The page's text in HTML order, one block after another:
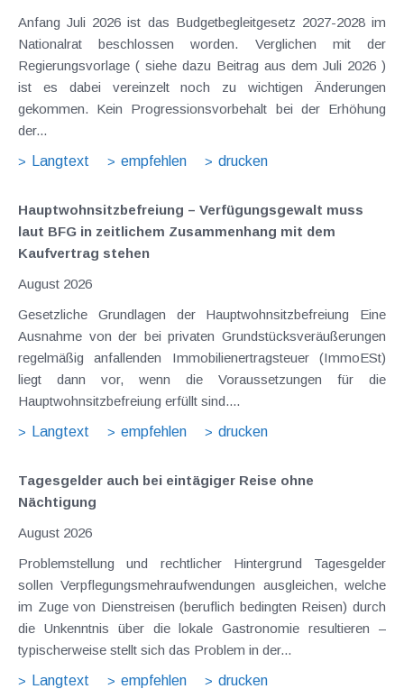
Anfang Juli 2026 ist das Budgetbegleitgesetz 2027-2028 im
Nationalrat beschlossen worden. Verglichen mit der
Regierungsvorlage ( siehe dazu Beitrag aus dem Juli 2026 )
ist es dabei vereinzelt noch zu wichtigen Änderungen
gekommen. Kein Progressionsvorbehalt bei der Erhöhung
der...
Langtext
empfehlen drucken
Hauptwohnsitz​­befreiung – Verfügungsgewalt muss
laut BFG in zeitlichem Zusammenhang mit dem
Kaufvertrag stehen
August 2026
Gesetzliche Grundlagen der Hauptwohnsitzbefreiung Eine
Ausnahme von der bei privaten Grundstücksveräußerungen
regelmäßig anfallenden Immobilienertragsteuer (ImmoESt)
liegt dann vor, wenn die Voraussetzungen für die
Hauptwohnsitzbefreiung erfüllt sind....
Langtext
empfehlen drucken
Tagesgelder auch bei eintägiger Reise ohne
Nächtigung
August 2026
Problemstellung und rechtlicher Hintergrund Tagesgelder
sollen Verpflegungsmehraufwendungen ausgleichen, welche
im Zuge von Dienstreisen (beruflich bedingten Reisen) durch
die Unkenntnis über die lokale Gastronomie resultieren –
typischerweise stellt sich das Problem in der...
Langtext
empfehlen drucken